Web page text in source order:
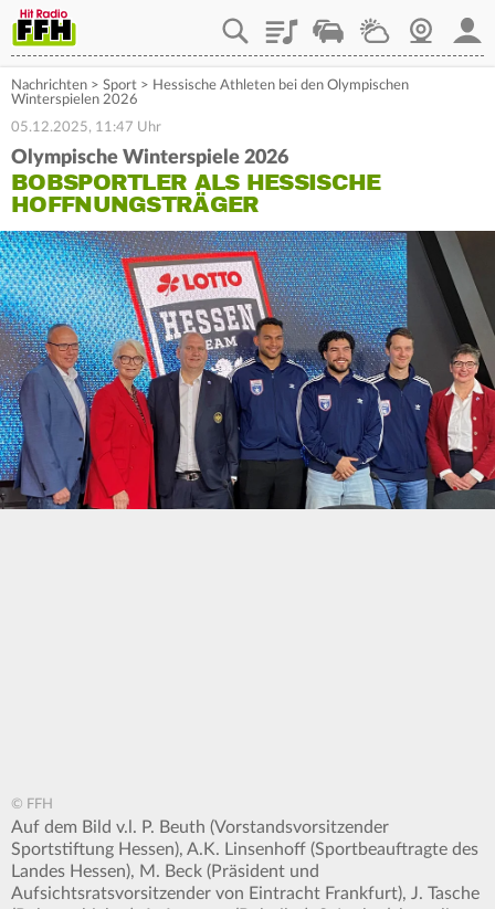
PlaylistStaupilotWetterWebcam
Nachrichten > Sport > Hessische Athleten bei den Olympischen
Winterspielen 2026
05.12.2025, 11:47 Uhr
Olympische Winterspiele 2026
BOBSPORTLER ALS HESSISCHE
HOFFNUNGSTRÄGER
© FFH
Auf dem Bild v.l. P. Beuth (Vorstandsvorsitzender
Sportstiftung Hessen), A.K. Linsenhoff (Sportbeauftragte des
Landes Hessen), M. Beck (Präsident und
Aufsichtsratsvorsitzender von Eintracht Frankfurt), J. Tasche